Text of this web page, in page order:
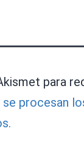
para
procesan